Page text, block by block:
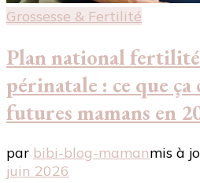
Grossesse & Fertilité
Plan national fertilité
périnatale : ce que
futures mamans en
par bibi-blog-mamanmis à
juin 2026